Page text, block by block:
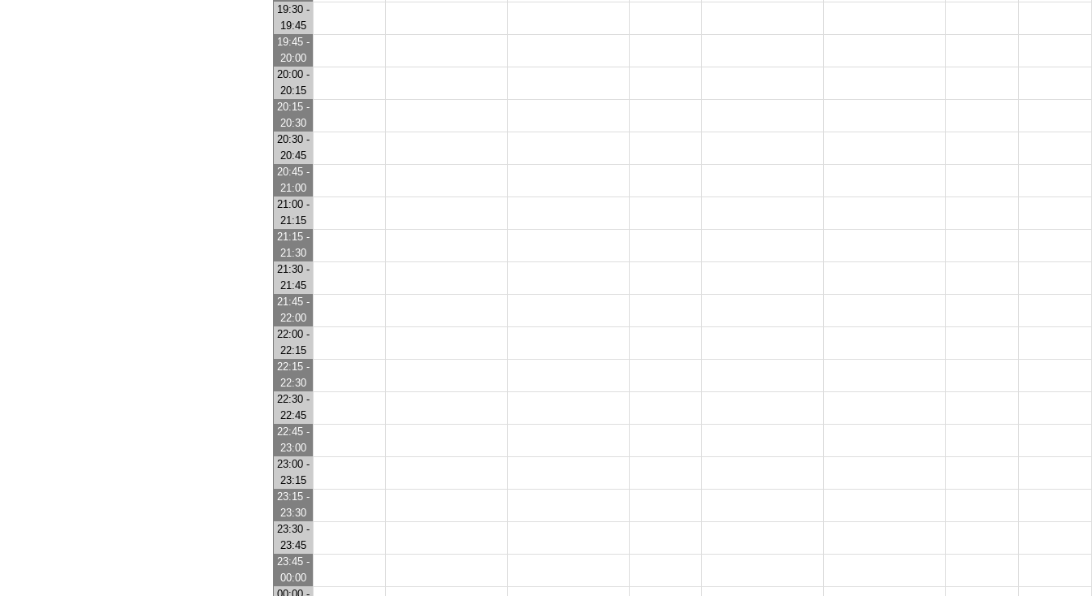
19:30 -
19:45
19:45 -
20:00
20:00 -
20:15
20:15 -
20:30
20:30 -
20:45
20:45 -
21:00
21:00 -
21:15
21:15 -
21:30
21:30 -
21:45
21:45 -
22:00
22:00 -
22:15
22:15 -
22:30
22:30 -
22:45
22:45 -
23:00
23:00 -
23:15
23:15 -
23:30
23:30 -
23:45
23:45 -
00:00